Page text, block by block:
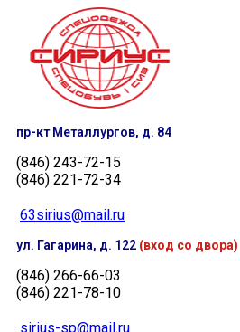
пр-кт Металлургов, д. 84
(846) 243-72-15
(846) 221-72-34
63sirius@mail.ru
ул. Гагарина, д. 122 (вход со двора)
(846) 266-66-03
(846) 221-78-10
sirius-sp@mail.ru